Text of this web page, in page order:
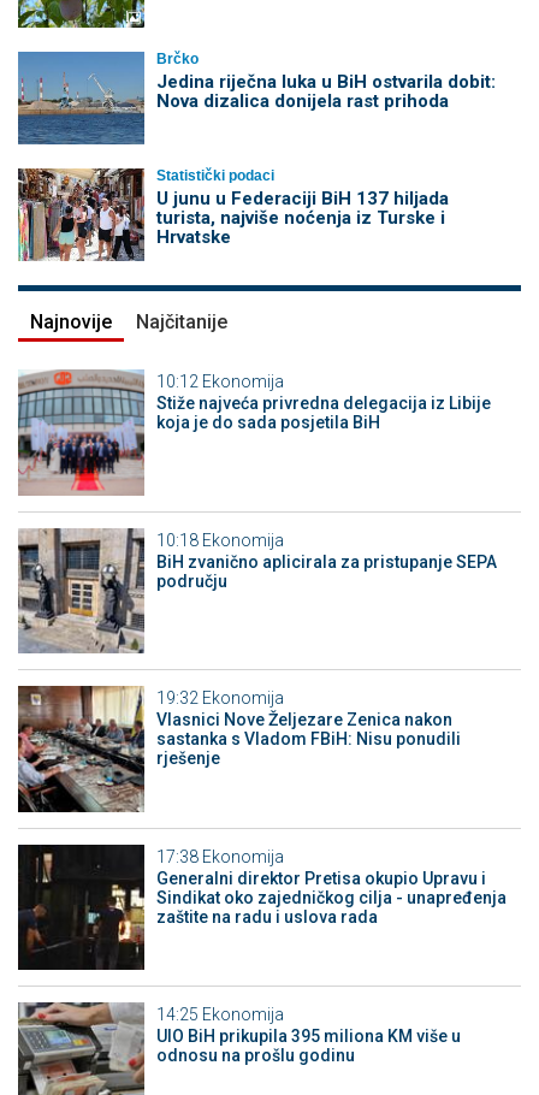
Brčko
Jedina riječna luka u BiH ostvarila dobit:
Nova dizalica donijela rast prihoda
Statistički podaci
U junu u Federaciji BiH 137 hiljada
turista, najviše noćenja iz Turske i
Hrvatske
Najnovije Najčitanije
10:12 Ekonomija
Stiže najveća privredna delegacija iz Libije
koja je do sada posjetila BiH
10:18 Ekonomija
BiH zvanično aplicirala za pristupanje SEPA
području
19:32 Ekonomija
Vlasnici Nove Željezare Zenica nakon
sastanka s Vladom FBiH: Nisu ponudili
rješenje
17:38 Ekonomija
Generalni direktor Pretisa okupio Upravu i
Sindikat oko zajedničkog cilja - unapređenja
zaštite na radu i uslova rada
14:25 Ekonomija
UIO BiH prikupila 395 miliona KM više u
odnosu na prošlu godinu